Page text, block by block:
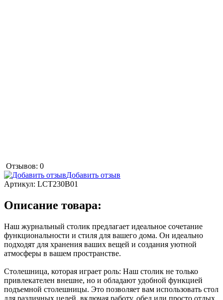
Отзывов: 0
Добавить отзыв
Артикул: LCT230B01
Описание товара:
Наш журнальный столик предлагает идеальное сочетание
функциональности и стиля для вашего дома. Он идеально
подходят для хранения ваших вещей и создания уютной
атмосферы в вашем пространстве.
Столешница, которая играет роль: Наш столик не только
привлекателен внешне, но и обладают удобной функцией
подъемной столешницы. Это позволяет вам использовать стол
для различных целей, включая работу, обед или просто отдых